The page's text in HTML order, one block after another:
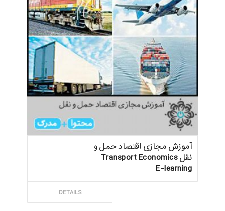
آموزش مجازی اقتصاد حمل و
نقل Transport Economics
E-learning
DETAILS